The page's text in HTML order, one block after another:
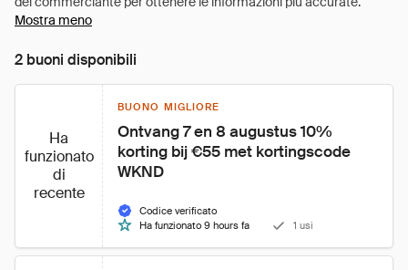
Mostra meno
2 buoni disponibili
Ha
funzionato
di
recente
BUONO MIGLIORE
Ontvang 7 en 8 augustus 10%
korting bij €55 met kortingscode
WKND
Codice verificato
Ha funzionato 9 hours fa
1 usi